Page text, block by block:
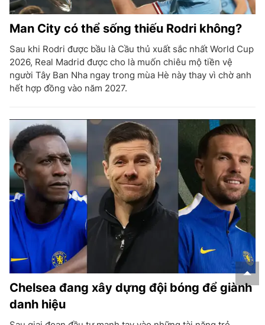
Man City có thể sống thiếu Rodri không?
Sau khi Rodri được bầu là Cầu thủ xuất sắc nhất World Cup
2026, Real Madrid được cho là muốn chiêu mộ tiền vệ
người Tây Ban Nha ngay trong mùa Hè này thay vì chờ anh
hết hợp đồng vào năm 2027.
Chelsea đang xây dựng đội bóng để giành
danh hiệu